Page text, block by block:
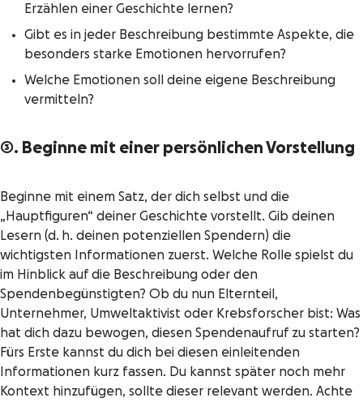
Erzählen einer Geschichte lernen?
Gibt es in jeder Beschreibung bestimmte Aspekte, die
besonders starke Emotionen hervorrufen?
Welche Emotionen soll deine eigene Beschreibung
vermitteln?
3. Beginne mit einer persönlichen Vorstellung
Beginne mit einem Satz, der dich selbst und die
„Hauptfiguren“ deiner Geschichte vorstellt. Gib deinen
Lesern (d. h. deinen potenziellen Spendern) die
wichtigsten Informationen zuerst. Welche Rolle spielst du
im Hinblick auf die Beschreibung oder den
Spendenbegünstigten? Ob du nun Elternteil,
Unternehmer, Umweltaktivist oder Krebsforscher bist: Was
hat dich dazu bewogen, diesen Spendenaufruf zu starten?
Fürs Erste kannst du dich bei diesen einleitenden
Informationen kurz fassen. Du kannst später noch mehr
Kontext hinzufügen, sollte dieser relevant werden. Achte